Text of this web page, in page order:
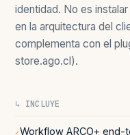
identidad. No es
en la arquitectura del
complementa con el
store.ago.cl).
↳ INCLUYE
✓Workflow ARCO+